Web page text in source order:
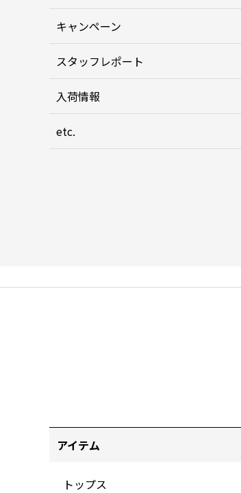
キャンペーン
スタッフレポート
入荷情報
etc.
アイテム
トップス